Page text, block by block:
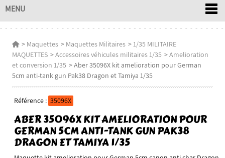
MENU
> Maquettes > Maquettes Militaires >1/35 MILITAIRE
MAQUETTES >Accessoires véhicules militaires 1/35 >Amelioration
et conversion 1/35 >Aber 35096X kit amelioration pour German
5cm anti-tank gun Pak38 Dragon et Tamiya 1/35
Référence : 35096X
ABER 35096X KIT AMELIORATION POUR
GERMAN 5CM ANTI-TANK GUN PAK38
DRAGON ET TAMIYA 1/35